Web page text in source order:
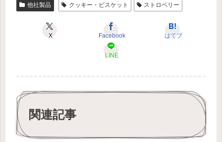
他社製品 クッキー・ビスケット ストロベリー
X Facebook はてブ
LINE
関連記事